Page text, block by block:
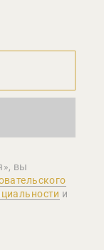
вы
и